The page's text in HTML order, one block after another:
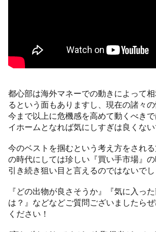
都心部は海外マネーでの動きによって
るという面もありますし、現在の諸々
今まで以上に危機感を高めて動くべき
イホームとなれば気にしすぎは良くない
今のベストを掴むという考え方をされ
の時代にしては珍しい『買い手市場』
引き続き狙い目と言えるのではないでし
『どの出物が良さそうか』『気に入っ
は？』などなどご質問ございましたら
ください！